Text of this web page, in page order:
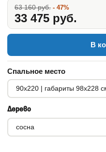
63 160 руб. - 47%
33 475 руб.
В
Спальное место
Дерево